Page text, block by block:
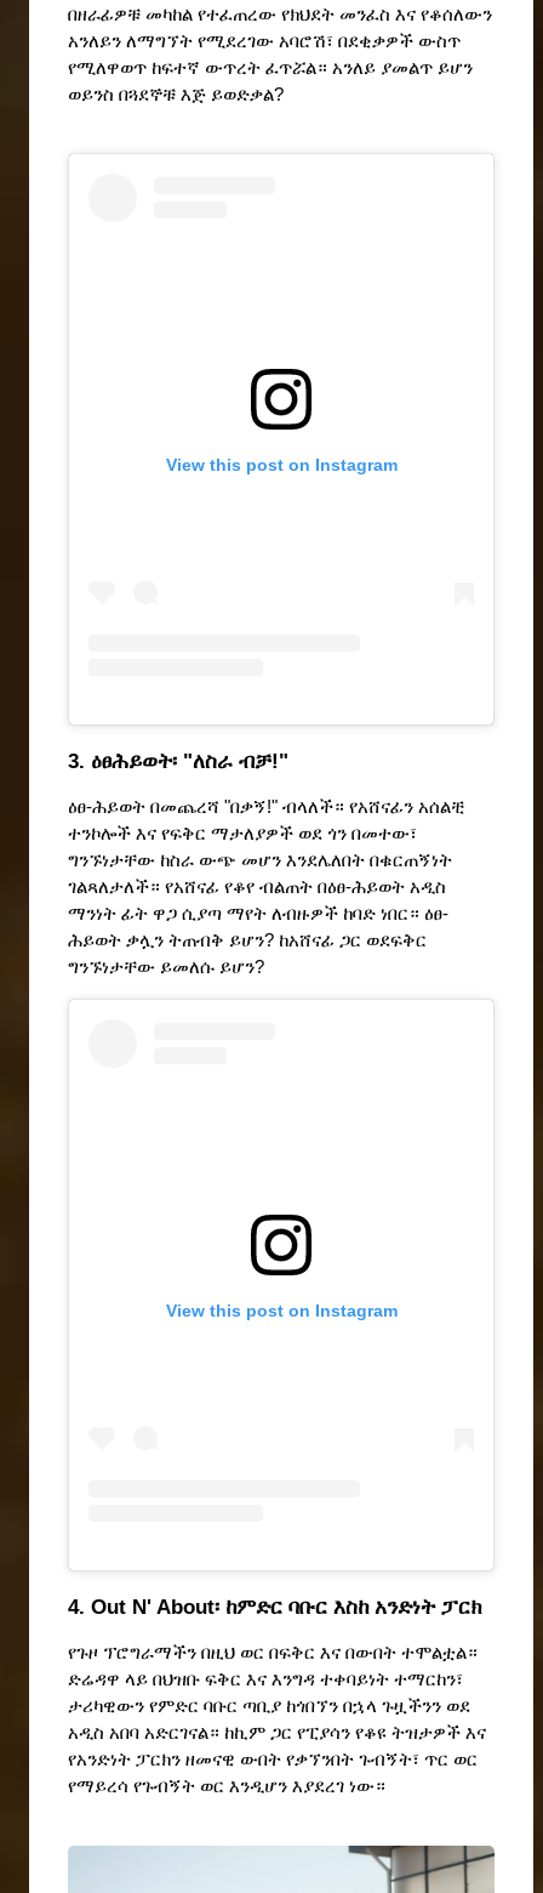
በዘራፊዎቹ መካከል የተፈጠረው የክህደት መንፈስ እና የቆሰለውን
አንለይን ለማግኘት የሚደረገው አባሮሽ፣ በደቂቃዎች ውስጥ
የሚለዋወጥ ከፍተኛ ውጥረት ፈጥሯል። አንለይ ያመልጥ ይሆን
ወይንስ በጓደኞቹ እጅ ይወድቃል?
View this post on Instagram
3. ዕፀሕይወት፡ "ለስራ ብቻ!"
ዕፀ-ሕይወት በመጨረሻ "በቃኝ!" ብላለች። የአሸናፊን አሰልቺ
ተንኮሎች እና የፍቅር ማታለያዎች ወደ ጎን በመተው፣
ግንኙነታቸው ከስራ ውጭ መሆን እንደሌለበት በቁርጠኝነት
ገልጻለታለች። የአሸናፊ የቆየ ብልጠት በዕፀ-ሕይወት አዲስ
ማንነት ፊት ዋጋ ሲያጣ ማየት ለብዙዎች ከባድ ነበር። ዕፀ-
ሕይወት ቃሏን ትጠብቅ ይሆን? ከአሸናፊ ጋር ወደፍቅር
ግንኙነታቸው ይመለሱ ይሆን?
View this post on Instagram
4. Out N' About፡ ከምድር ባቡር እስከ አንድነት ፓርክ
የጉዞ ፕሮግራማችን በዚህ ወር በፍቅር እና በውበት ተሞልቷል።
ድሬዳዋ ላይ በህዝቡ ፍቅር እና እንግዳ ተቀባይነት ተማርከን፣
ታሪካዊውን የምድር ባቡር ጣቢያ ከጎበኘን በኋላ ጉዟችንን ወደ
አዲስ አበባ አድርገናል። ከኪም ጋር የፒያሳን የቆዩ ትዝታዎች እና
የአንድነት ፓርክን ዘመናዊ ውበት የቃኘንበት ጉብኝት፣ ጥር ወር
የማይረሳ የጉብኝት ወር እንዲሆን እያደረገ ነው።